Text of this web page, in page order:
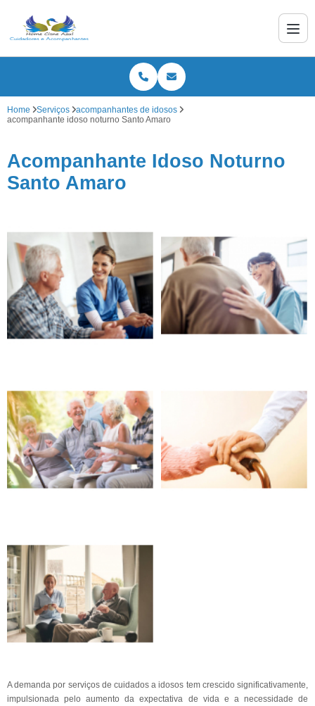
Home Serviços
acompanhantes de idosos
acompanhante idoso noturno Santo Amaro
Acompanhante Idoso Noturno
Santo Amaro
A demanda por serviços de cuidados a idosos tem crescido significativamente,
impulsionada pelo aumento da expectativa de vida e a necessidade de